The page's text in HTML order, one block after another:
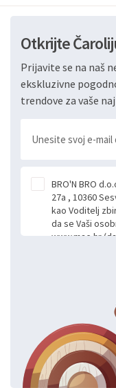
Otkrijte
Prijavite se na naš
ekskluzivne
trendove za vaše
BRO'N BRO
27a , 10360
kao Voditelj
da se Vaši
www.mae.hr
obrađeni.
slobodno i
obradu Vaših
putem ovih
komunikacije
Radi se o
Izjavu niste
svoje osobne
formi/
BRO'N BRO
postupati